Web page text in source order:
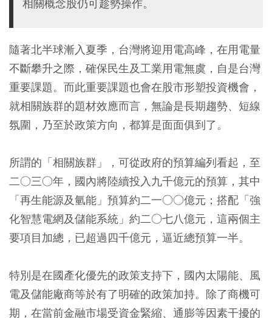
相關概念股仍可趁勢操作。
隨著北半球漸入夏季，台灣將迎用電高峰，在用電量
不斷攀升之際，確保民生及工業用電無虞，自是台灣
重要課題。而此重要課題也會在股市形塑投資機會，
就相關族群的題材效應而言，無論是長期趨勢、短線
氛圍，乃至於政策方向，都算是面面俱到了。
所謂的「相關族群」，可從政府的預算編列看起，至
二○三○年，國內將陸續投入九千億元的預算，其中
「再生能源及氫能」預算約二一○○億元；搭配「強
化智慧電網及儲能系統」約二○七八億元，這兩個主
要項目加總，已超過四千億元，逼近總預算一半。
特別是在國產化優先的政策支持下，國內太陽能、風
電及儲能廠商等於有了明確的政策加持。除了商機可
期，在當前金融市場受資金緊縮、通膨等因素干擾的